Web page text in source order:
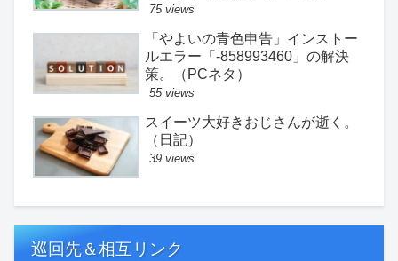
75 views
「やよいの青色申告」インストー
ルエラー「-858993460」の解決
策。（PCネタ）
55 views
スイーツ大好きおじさんが逝く。
（日記）
39 views
巡回先＆相互リンク